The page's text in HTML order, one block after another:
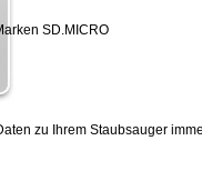
zu Ihrem Staubsauger